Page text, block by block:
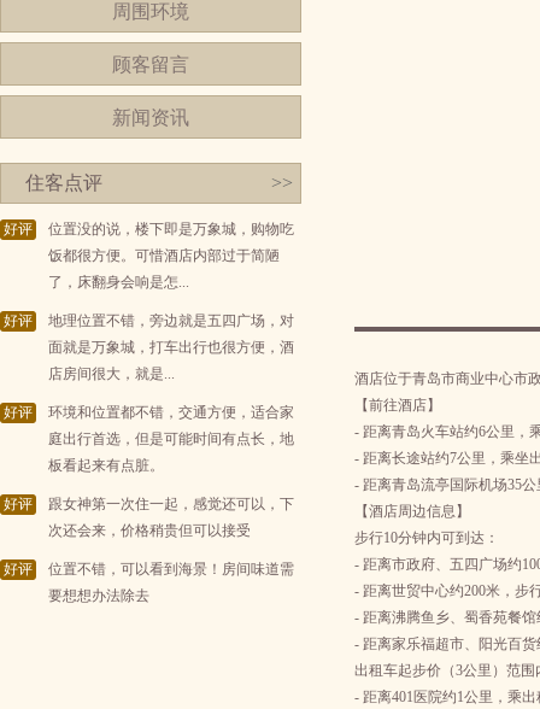
周围环境
顾客留言
新闻资讯
住客点评 >>
好评
位置没的说，楼下即是万象城，购物吃
饭都很方便。可惜酒店内部过于简陋
了，床翻身会响是怎...
好评
地理位置不错，旁边就是五四广场，对
面就是万象城，打车出行也很方便，酒
店房间很大，就是...
好评
环境和位置都不错，交通方便，适合家
庭出行首选，但是可能时间有点长，地
板看起来有点脏。
好评
跟女神第一次住一起，感觉还可以，下
次还会来，价格稍贵但可以接受
好评
位置不错，可以看到海景！房间味道需
要想想办法除去
酒店位于青岛市商业中心市
【前往酒店】
- 距离青岛火车站约6公里，
- 距离长途站约7公里，乘坐
- 距离青岛流亭国际机场35
【酒店周边信息】
步行10分钟内可到达：
- 距离市政府、五四广场约
- 距离世贸中心约200米，步
- 距离沸腾鱼乡、蜀香苑餐
- 距离家乐福超市、阳光百
出租车起步价（3公里）范围
- 距离401医院约1公里，乘